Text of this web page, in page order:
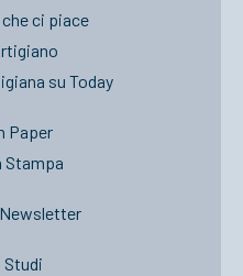
ci piace
su Today
Paper
Stampa